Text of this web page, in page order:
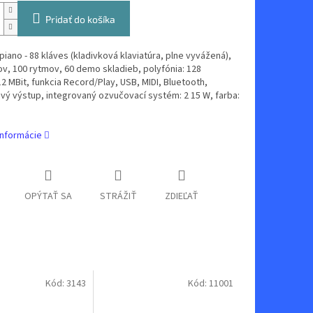
Pridať do košíka
- 88 kláves (kladivková klaviatúra, plne vyvážená),
100 rytmov, 60 demo skladieb, polyfónia: 128
MBit, funkcia Record/Play, USB, MIDI, Bluetooth,
výstup, integrovaný ozvučovací systém: 2 15 W, farba:
OPÝTAŤ SA STRÁŽIŤ ZDIEĽAŤ
Kód:3143 Kód: 11001